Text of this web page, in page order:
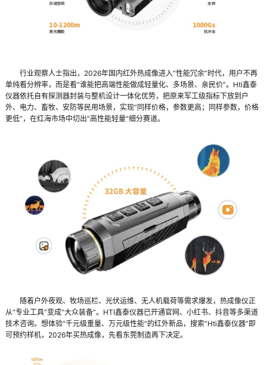
行业观察人士指出，2026年国内红外热成像进入“性能冗余”时代，用户不再
单纯看分辨率，而是看“谁能把高端性能做成轻量化、多场景、亲民价”。Hti鑫泰
仪器依托自有探测器封装与整机设计一体化优势，把原来军工级指标下放到户
外、电力、畜牧、安防等民用场景，实现“同样价格，参数更高；同样参数，价格
更低”，在红海市场中切出“高性能轻量”细分赛道。
随着户外夜观、牧场巡栏、光伏运维、无人机载荷等需求爆发，热成像仪正
从“专业工具”变成“大众装备”。HTI鑫泰仪器已开通官网、小红书、抖音等多渠道
技术咨询。想体验“千元级重量、万元级性能”的红外新品，搜索“Hti鑫泰仪器”即
可预约样机，2026年买热成像，先看东莞制造再下决定。